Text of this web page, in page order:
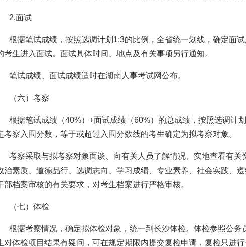
2.面试
根据笔试成绩，按照选调计划1:3的比例，全省统一划线，确定面
考生进入面试。面试具体时间、地点及有关事项另行通知。
笔试成绩、面试成绩适时在湖南人事考试网公布。
（六）考察
根据笔试成绩（40%）+面试成绩（60%）的总成绩，按照选调计
考察入围分数，等于或超过入围分数线的考生确定为拟考察对象。
考察采取与拟考察对象面谈、向有关人员了解情况、实地查看有
治素质、道德品行、选调志向、学习成绩、专业素养、社会实践、
部档案审核的有关要求，对考生档案进行严格审核。
（七）体检
根据考察情况，确定拟体检对象，统一到长沙体检。体检参照公
对体检项目结果有疑问，可在规定期限内提交复检申请，复检只进